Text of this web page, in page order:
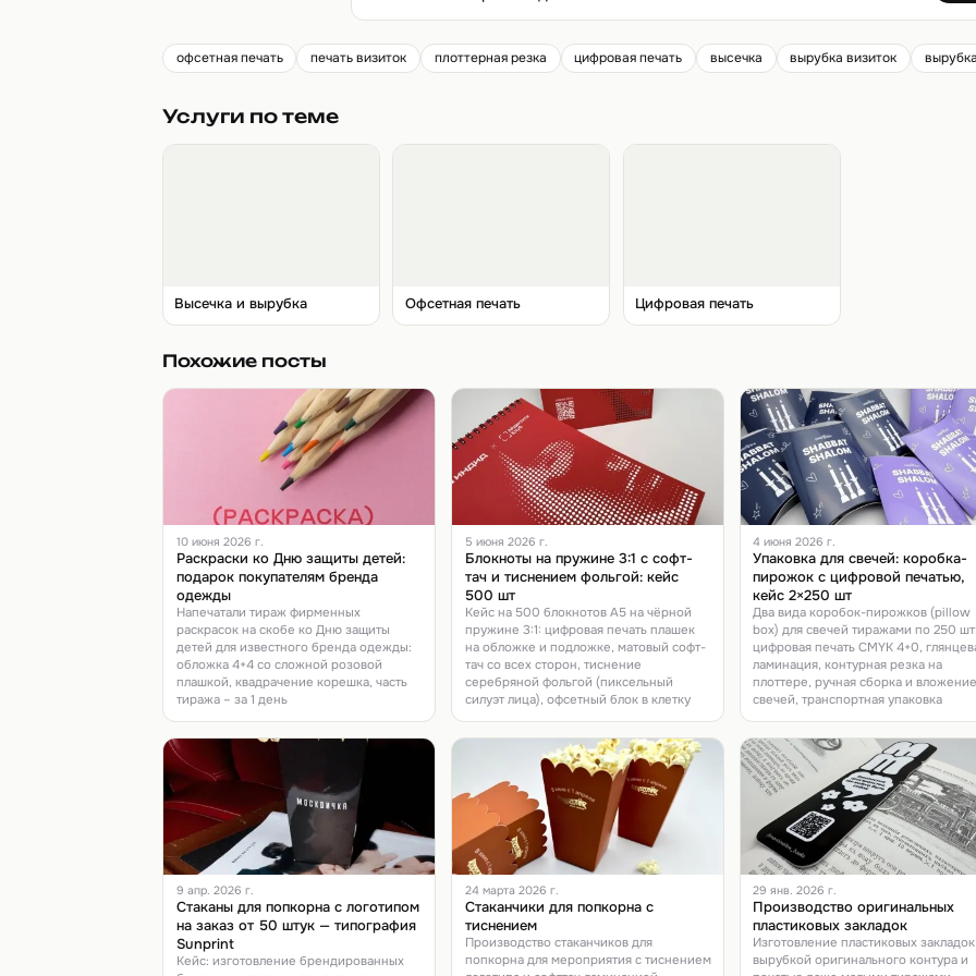
офсетная печать печать визиток плоттерная резка цифровая печать высечка вырубка визиток
Услуги по теме
Высечка и вырубка Офсетная печать Цифровая печать
Похожие посты
10 июня 2026 г.
Раскраски ко Дню защиты детей:
подарок покупателям бренда
одежды
Напечатали тираж фирменных
раскрасок на скобе ко Дню защиты
детей для известного бренда одежды:
обложка 4+4 со сложной розовой
плашкой, квадрачение корешка, часть
тиража – за 1 день
5 июня 2026 г.
Блокноты на пружине 3:1 с софт-
тач и тиснением фольгой: кейс
500 шт
Кейс на 500 блокнотов А5 на чёрной
пружине 3:1: цифровая печать плашек
на обложке и подложке, матовый софт-
тач со всех сторон, тиснение
серебряной фольгой (пиксельный
силуэт лица), офсетный блок в клетку
4 июня 2026 г.
Упаковка для свечей: коробка-
пирожок с цифровой печатью,
кейс 2×250 шт
Два вида коробок-пирожков (pillow
box) для свечей тиражами по 250
цифровая печать CMYK 4+0,
ламинация, контурная резка на
плоттере, ручная сборка и
свечей, транспортная упаковка
9 апр. 2026 г.
Стаканы для попкорна с логотипом
на заказ от 50 штук — типография
Sunprint
Кейс: изготовление брендированных
24 марта 2026 г.
Стаканчики для попкорна с
тиснением
Производство стаканчиков для
попкорна для мероприятия с тиснением
29 янв. 2026 г.
Производство оригинальных
пластиковых закладок
Изготовление пластиковых
вырубкой оригинального контура и